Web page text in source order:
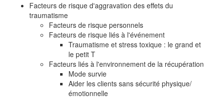
Facteurs de risque d'aggravation des effets du
traumatisme
Facteurs de risque personnels
Facteurs de risque liés à l'événement
Traumatisme et stress toxique : le grand et
le petit T
Facteurs liés à l'environnement de la récupération
Mode survie
Aider les clients sans sécurité physique/
émotionnelle